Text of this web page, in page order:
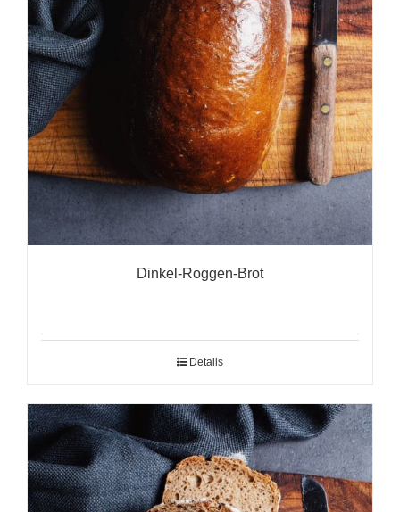
Dinkel-Roggen-Brot
Details